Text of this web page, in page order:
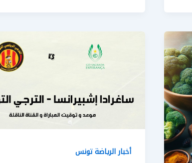
أخبار الرياضة تونس